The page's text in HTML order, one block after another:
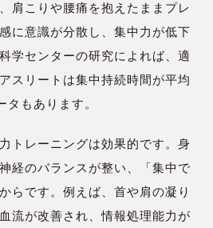
肩こりや腰痛を抱えたままプレ
に意識が分散し、集中力が低下
学センターの研究によれば、適
スリートは集中持続時間が平均
タもあります。
トレーニングは効果的です。身
経のバランスが整い、「集中で
らです。例えば、首や肩の凝り
流が改善され、情報処理能力が